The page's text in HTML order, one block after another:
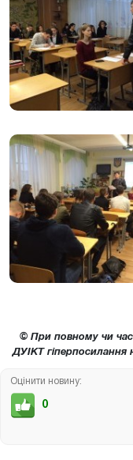
© При повному чи
ДУІКТ гіперпосилання
Оцінити новину:
0